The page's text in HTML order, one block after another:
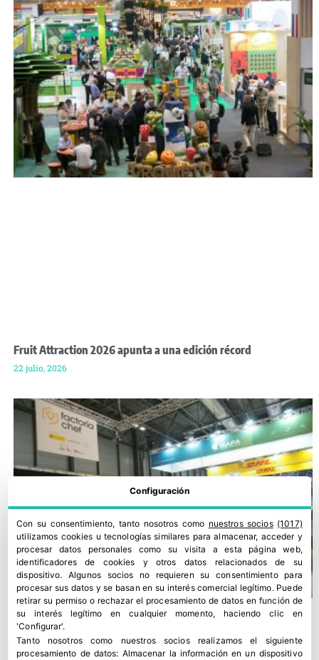
Fruit Attraction 2026 apunta a una edición récord
22 julio, 2026
Configuración
Con su consentimiento, tanto nosotros como nuestros socios (1017)
utilizamos cookies u tecnologías similares para almacenar, acceder y
procesar datos personales como su visita a esta página web,
identificadores de cookies y otros datos relacionados de su
dispositivo. Algunos socios no requieren su consentimiento para
procesar sus datos y se basan en su interés comercial legítimo. Puede
retirar su permiso o rechazar el procesamiento de datos en función de
su interés legítimo en cualquier momento, haciendo clic en
'Configurar'.
Tanto nosotros como nuestros socios realizamos el siguiente
procesamiento de datos: Almacenar la información en un dispositivo